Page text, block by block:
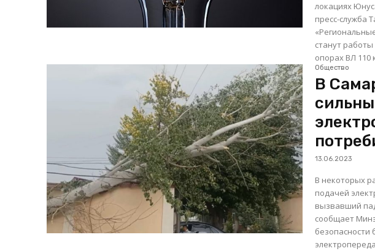
локациях
пресс-служба
«Региональные
станут
Общество
В
13.06.2023
В некоторых
подачей
вызвавший
сообщает
безопасности